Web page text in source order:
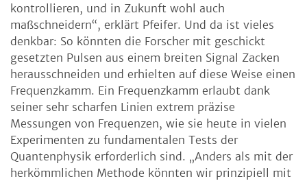
kontrollieren, und in Zukunft wohl auch
maßschneidern“, erklärt Pfeifer. Und da ist vieles
denkbar: So könnten die Forscher mit geschickt
gesetzten Pulsen aus einem breiten Signal Zacken
herausschneiden und erhielten auf diese Weise einen
Frequenzkamm. Ein Frequenzkamm erlaubt dank
seiner sehr scharfen Linien extrem präzise
Messungen von Frequenzen, wie sie heute in vielen
Experimenten zu fundamentalen Tests der
Quantenphysik erforderlich sind. „Anders als mit der
herkömmlichen Methode könnten wir prinzipiell mit